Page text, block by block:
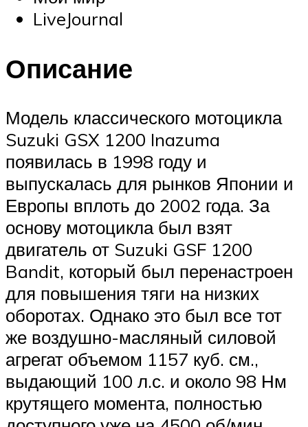
LiveJournal
Описание
Модель классического мотоцикла
Suzuki GSX 1200 Inazuma
появилась в 1998 году и
выпускалась для рынков Японии и
Европы вплоть до 2002 года. За
основу мотоцикла был взят
двигатель от Suzuki GSF 1200
Bandit, который был перенастроен
для повышения тяги на низких
оборотах. Однако это был все тот
же воздушно-масляный силовой
агрегат объемом 1157 куб. см.,
выдающий 100 л.с. и около 98 Нм
крутящего момента, полностью